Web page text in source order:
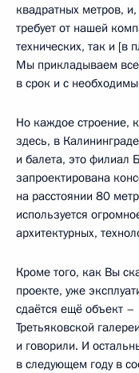
квадратных метров,
требует от нашей
технических, так и [в
Мы прикладываем все
в срок и с
Но каждое строение,
здесь, в
и балета, это филиал
запроектирована
на расстоянии 80
используется
архитектурных,
Кроме того, как Вы
проекте, уже
сдаётся ещё объект
Третьяковской
и говорили. И
в следующем году в